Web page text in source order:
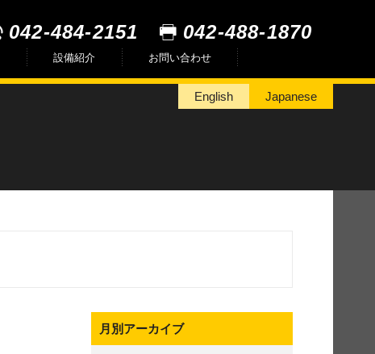
042-484-2151 042-488-1870
設備紹介 お問い合わせ
English Japanese
月別アーカイブ